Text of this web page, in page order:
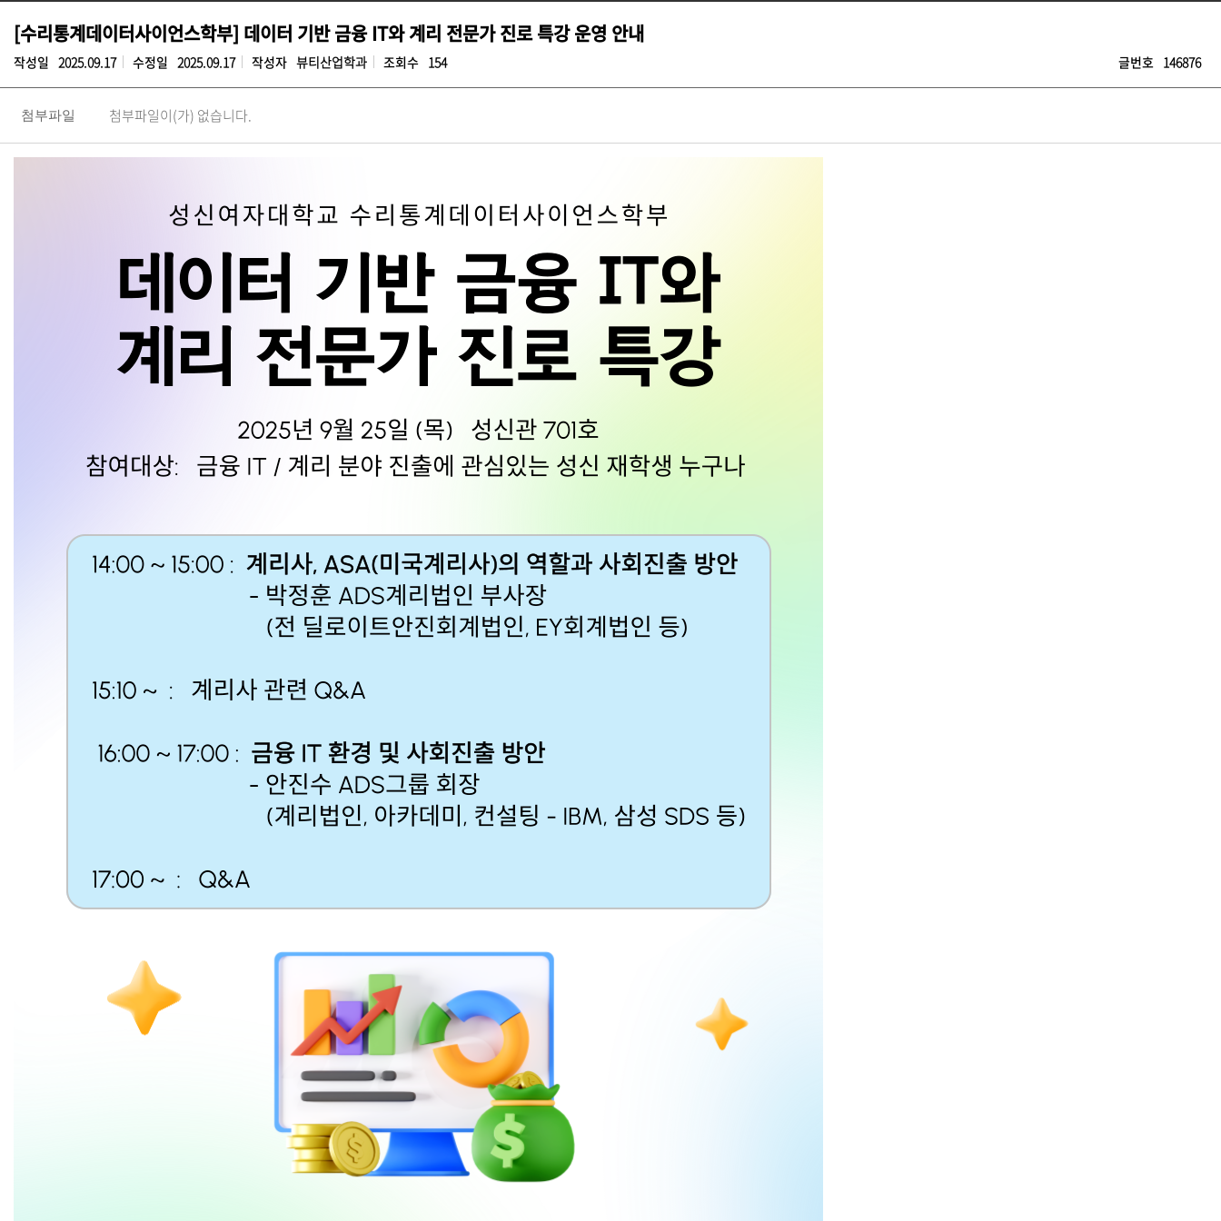
[수리통계데이터사이언스학부] 데이터 기반 금융 IT와 계리 전문가 진로 특강 운영 안내
작성일 2025.09.17 수정일 2025.09.17 작성자 뷰티산업학과 조회수 154 글번호 146876
첨부파일 첨부파일이(가) 없습니다.